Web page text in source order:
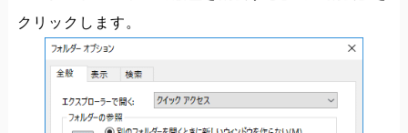
クリックします。